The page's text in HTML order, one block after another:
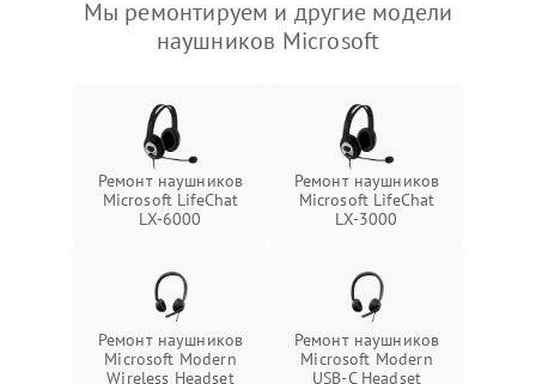
Мы ремонтируем и другие модели
наушников Microsoft
Ремонт наушников
Microsoft LifeChat
LX-6000
Ремонт наушников
Microsoft LifeChat
LX-3000
Ремонт наушников
Microsoft Modern
Wireless Headset
Ремонт наушников
Microsoft Modern
USB-C Headset